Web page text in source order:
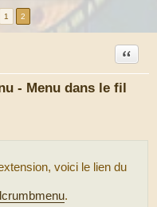
1 2
- Menu dans le fil
Citation
voici le lien du
.